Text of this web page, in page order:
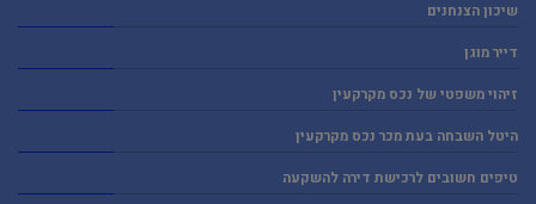
שיכון הצנחנים
דייר מוגן
זיהוי משפטי של נכס מקרקעין
היטל השבחה בעת מכר נכס מקרקעין
טיפים חשובים לרכישת דירה להשקעה